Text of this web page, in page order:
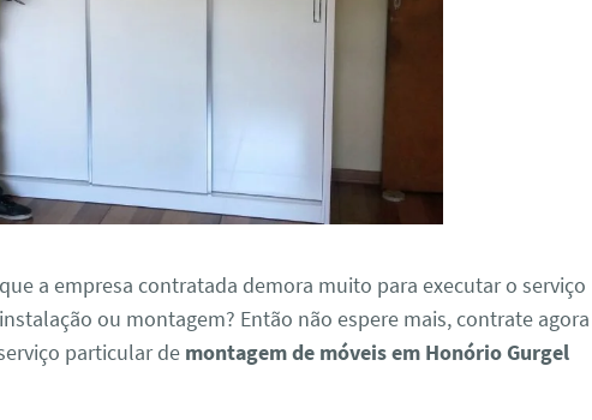
a empresa contratada demora muito para executar o serviço
ou montagem? Então não espere mais, contrate agora
particular de montagem de móveis em Honório Gurgel